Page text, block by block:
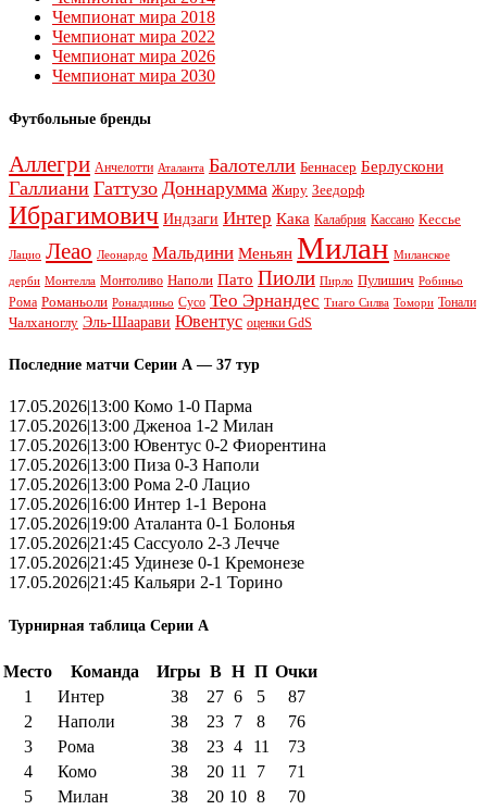
Чемпионат мира 2018
Чемпионат мира 2022
Чемпионат мира 2026
Чемпионат мира 2030
Футбольные бренды
Аллегри Анчелотти Аталанта Балотелли Беннасер Берлускони
Галлиани Гаттузо Доннарумма Жиру Зеедорф
Ибрагимович Индзаги Интер Кака Калабрия Кассано Кессье
Лацио Леао Леонардо Мальдини Меньян Милан Миланское
дерби Монтелла Монтоливо Наполи Пато Пиоли Пирло Пулишич Робиньо
Рома Романьоли Роналдиньо Сусо Тео Эрнандес Тиаго Силва Томори Тонали
Чалханоглу Эль-Шаарави Ювентус оценки GdS
Последние матчи Серии А — 37 тур
17.05.2026|13:00 Комо 1-0 Парма
17.05.2026|13:00 Дженоа 1-2 Милан
17.05.2026|13:00 Ювентус 0-2 Фиорентина
17.05.2026|13:00 Пиза 0-3 Наполи
17.05.2026|13:00 Рома 2-0 Лацио
17.05.2026|16:00 Интер 1-1 Верона
17.05.2026|19:00 Аталанта 0-1 Болонья
17.05.2026|21:45 Сассуоло 2-3 Лечче
17.05.2026|21:45 Удинезе 0-1 Кремонезе
17.05.2026|21:45 Кальяри 2-1 Торино
Турнирная таблица Серии А
Место Команда Игры В Н П Очки
1
Интер 38 27 6 5
87
2
Наполи 38 23 7 8
76
3
Рома 38 23 4 11
73
4
Комо 38 20 11 7
71
5
Милан 38 20 10 8
70